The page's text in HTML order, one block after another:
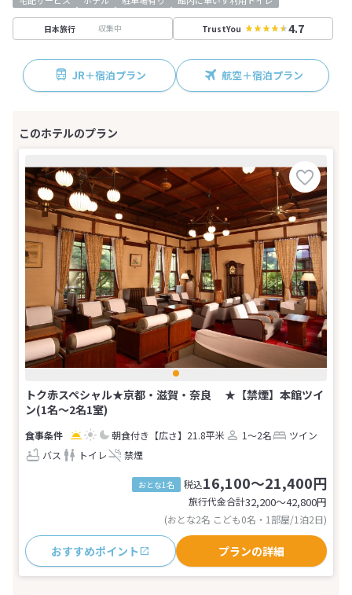
日本旅行 収集中 TrustYou 4.7
JR＋宿泊プラン 航空＋宿泊プラン
トク赤スペシャル★京都・滋賀・奈良 ★【禁煙】本館ツイ
ン(1名～2名1室)
朝食付き 【広さ】21.8平米 1～2名
ツイン
バス
トイレ 禁煙
おとな1名 税込16,100～21,400円
旅行代金合計32,200〜42,800円
(おとな2名 こども0名・1部屋/1泊2日)
おすすめポイント プランの詳細